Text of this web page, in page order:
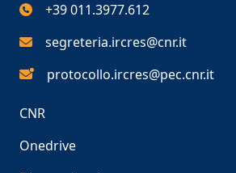
+39 011.3977.612
segreteria.ircres@cnr.it
protocollo.ircres@pec.cnr.it
CNR
Onedrive